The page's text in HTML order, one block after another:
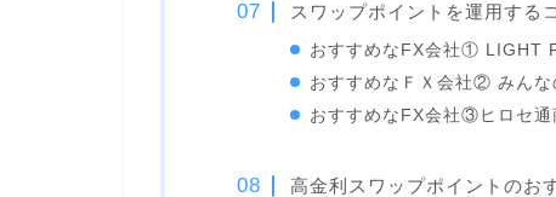
スワップポイントを運用す
おすすめなFX会社① LIGHT
おすすめなＦＸ会社② みんな
おすすめなFX会社③ヒロセ
高金利スワップポイントのお